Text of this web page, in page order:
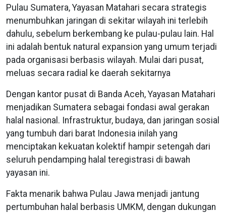
Pulau Sumatera, Yayasan Matahari secara strategis
menumbuhkan jaringan di sekitar wilayah ini terlebih
dahulu, sebelum berkembang ke pulau-pulau lain. Hal
ini adalah bentuk natural expansion yang umum terjadi
pada organisasi berbasis wilayah. Mulai dari pusat,
meluas secara radial ke daerah sekitarnya
Dengan kantor pusat di Banda Aceh, Yayasan Matahari
menjadikan Sumatera sebagai fondasi awal gerakan
halal nasional. Infrastruktur, budaya, dan jaringan sosial
yang tumbuh dari barat Indonesia inilah yang
menciptakan kekuatan kolektif hampir setengah dari
seluruh pendamping halal teregistrasi di bawah
yayasan ini.
Fakta menarik bahwa Pulau Jawa menjadi jantung
pertumbuhan halal berbasis UMKM, dengan dukungan